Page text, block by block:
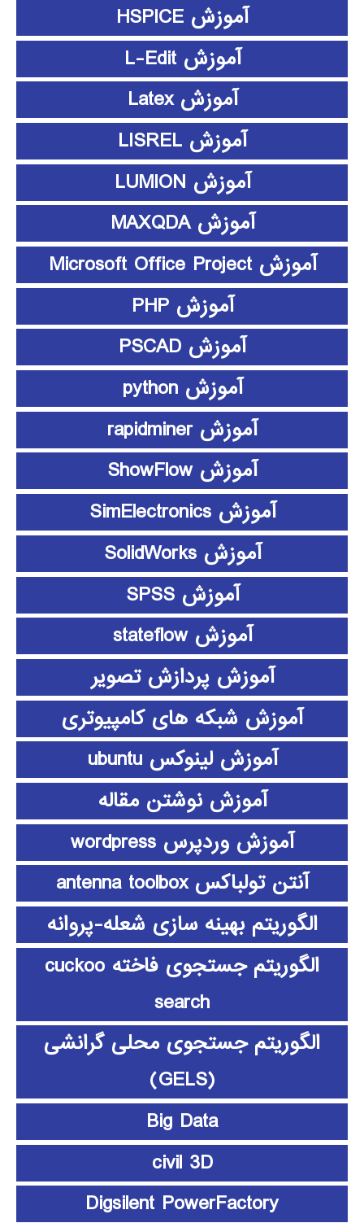
آموزش HSPICE
آموزش L-Edit
آموزش Latex
آموزش LISREL
آموزش LUMION
آموزش MAXQDA
آموزش Microsoft Office Project
آموزش PHP
آموزش PSCAD
آموزش python
آموزش rapidminer
آموزش ShowFlow
آموزش SimElectronics
آموزش SolidWorks
آموزش SPSS
آموزش stateflow
آموزش پردازش تصویر
آموزش شبکه های کامپیوتری
آموزش لینوکس ubuntu
آموزش نوشتن مقاله
آموزش وردپرس wordpress
آنتن تولباکس antenna toolbox
الگوریتم بهینه سازی شعله-پروانه
الگوریتم جستجوی فاخته cuckoo
search
الگوریتم جستجوی محلی گرانشی
(GELS)
Big Data
civil 3D
Digsilent PowerFactory